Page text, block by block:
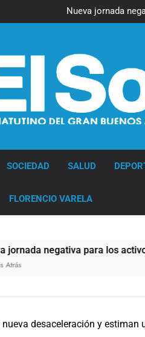
Nueva jornada
en Wall
Jorge Macri
Nueva jornada
Jorge Macri
Día
SOCIEDAD SALUD
FLORENCIO VARELA
para los activos
desaceleración y estiman